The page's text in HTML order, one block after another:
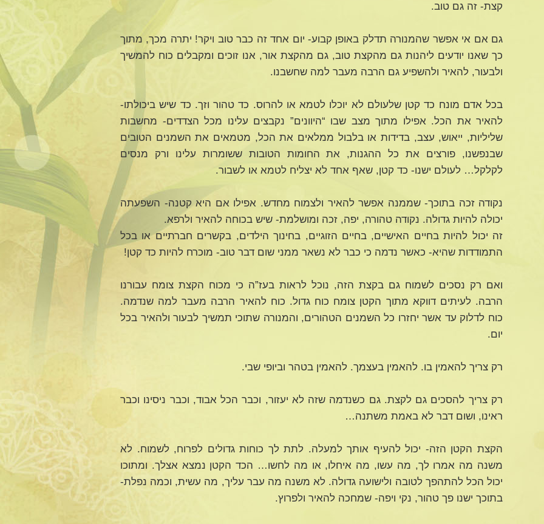
קצת- זה גם טוב.
גם אם אי אפשר שהמנורה תדלק באופן קבוע- יום אחד זה כבר טוב ויקר! יתרה מכך, מתוך
כך שאנו יודעים ליהנות גם מהקצת טוב, גם מהקצת אור, אנו זוכים ומקבלים כוח להמשיך
ולבעור, להאיר ולהשפיע גם הרבה מעבר למה שחשבנו.
בכל אדם מונח כד קטן שלעולם לא יוכלו לטמא או להרוס. כד טהור וזך. כד שיש ביכולתו-
להאיר את הכל. אפילו מתוך מצב שבו “היוונים” נקבצים עלינו מכל הצדדים- מחשבות
שליליות, ייאוש, עצב, בדידות או בלבול ממלאים את הכל, מטמאים את השמנים הטובים
שבנפשנו, פורצים את כל ההגנות, את החומות הטובות ששומרות עלינו ורק מנסים
לקלקל… לעולם ישנו- כד קטן, שאף אחד לא יצליח לטמא או לשבור.
נקודה זכה בתוכך- שממנה אפשר להאיר ולצמוח מחדש. אפילו אם היא קטנה- השפעתה
יכולה להיות גדולה. נקודה טהורה, יפה, זכה ומושלמת- שיש בכוחה להאיר ולרפא.
זה יכול להיות בחיים האישיים, בחיים הזוגיים, בחינוך הילדים, בקשרים חברתיים או בכל
התמודדות שהיא- כאשר נדמה כי כבר לא נשאר ממני שום דבר טוב- מוכרח להיות כד קטן!
ואם רק נסכים לשמוח גם בקצת הזה, נוכל לראות בעז”ה כי מכוח הקצת צומח עבורנו
הרבה. לעיתים דווקא מתוך הקטן צומח כוח גדול. כוח להאיר הרבה מעבר למה שנדמה.
כוח לדלוק עד אשר יחזרו כל השמנים הטהורים, והמנורה שתוכי תמשיך לבעור ולהאיר בכל
יום.
רק צריך להאמין בו. להאמין בעצמך. להאמין בטהר וביופי שבי.
רק צריך להסכים גם לקצת. גם כשנדמה שזה לא יעזור, וכבר הכל אבוד, וכבר ניסינו וכבר
ראינו, ושום דבר לא באמת משתנה…
הקצת הקטן הזה- יכול להעיף אותך למעלה. לתת לך כוחות גדולים לפרוח, לשמוח. לא
משנה מה אמרו לך, מה עשו, מה איחלו, או מה לחשו… הכד הקטן נמצא אצלך. ומתוכו
יכול הכל להתהפך לטובה ולישועה גדולה. לא משנה מה עבר עליך, מה עשית, וכמה נפלת-
בתוכך ישנו פך טהור, נקי ויפה- שמחכה להאיר ולפרוץ.